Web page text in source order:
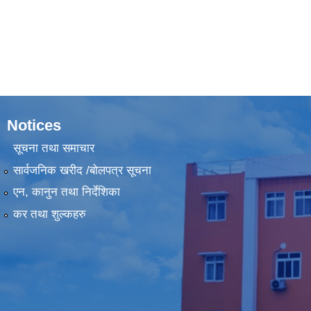
Notices
सूचना तथा समाचार
सार्वजनिक खरीद /बोलपत्र सूचना
एन, कानुन तथा निर्देशिका
कर तथा शुल्कहरु